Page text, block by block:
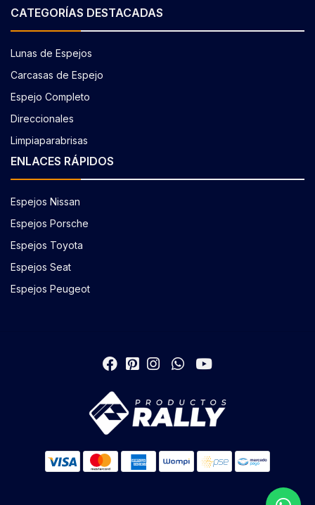
CATEGORÍAS DESTACADAS
Lunas de Espejos
Carcasas de Espejo
Espejo Completo
Direccionales
Limpiaparabrisas
ENLACES RÁPIDOS
Espejos Nissan
Espejos Porsche
Espejos Toyota
Espejos Seat
Espejos Peugeot